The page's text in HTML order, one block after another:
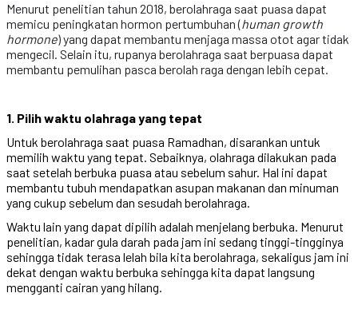
Menurut penelitian tahun 2018, berolahraga saat puasa dapat
memicu peningkatan hormon pertumbuhan (human growth
hormone) yang dapat membantu menjaga massa otot agar tidak
mengecil. Selain itu, rupanya berolahraga saat berpuasa dapat
membantu pemulihan pasca berolah raga dengan lebih cepat.
1. Pilih waktu olahraga yang tepat
Untuk berolahraga saat puasa Ramadhan, disarankan untuk
memilih waktu yang tepat. Sebaiknya, olahraga dilakukan pada
saat setelah berbuka puasa atau sebelum sahur. Hal ini dapat
membantu tubuh mendapatkan asupan makanan dan minuman
yang cukup sebelum dan sesudah berolahraga.
Waktu lain yang dapat dipilih adalah menjelang berbuka. Menurut
penelitian, kadar gula darah pada jam ini sedang tinggi-tingginya
sehingga tidak terasa lelah bila kita berolahraga, sekaligus jam ini
dekat dengan waktu berbuka sehingga kita dapat langsung
mengganti cairan yang hilang.